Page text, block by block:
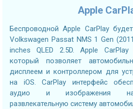
Apple
Беспроводной Apple CarPlay
Volkswagen Passat NMS 1 Gen
inches QLED 2.5D. Apple
который позволяет
дисплеем и контроллером для
на iOS. CarPlay интерфейс
аудио и изображения на
развлекательную систему